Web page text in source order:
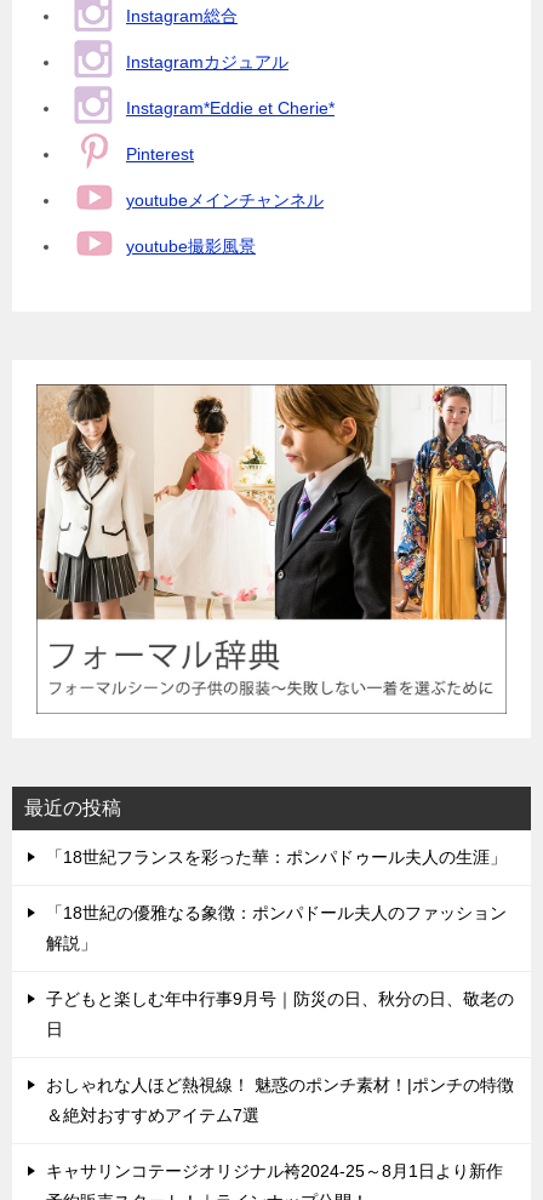
Instagram総合
Instagramカジュアル
Instagram*Eddie et Cherie*
Pinterest
youtubeメインチャンネル
youtube撮影風景
最近の投稿
「18世紀フランスを彩った華：ポンパドゥール夫人の生涯」
「18世紀の優雅なる象徴：ポンパドール夫人のファッション
解説」
子どもと楽しむ年中行事9月号｜防災の日、秋分の日、敬老の
日
おしゃれな人ほど熱視線！ 魅惑のポンチ素材！|ポンチの特徴
＆絶対おすすめアイテム7選
キャサリンコテージオリジナル袴2024-25～8月1日より新作